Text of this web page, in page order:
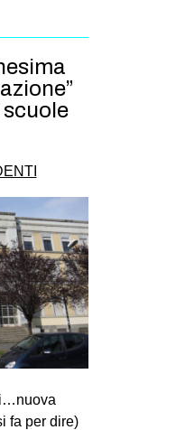
fa per dire)